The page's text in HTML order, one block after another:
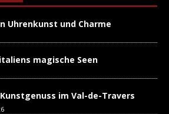
Uhrenkunst und Charme
magische Seen
im Val-de-Travers